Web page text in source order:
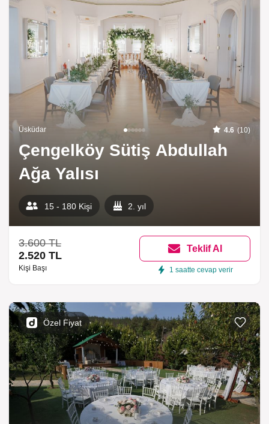
Üsküdar 4.6 (10)
Çengelköy Sütiş Abdullah
Ağa Yalısı
15 - 180 Kişi 2. yıl
3.600 TL
2.520 TL
Kişi Başı
Teklif Al
1 saatte cevap verir
Özel Fiyat